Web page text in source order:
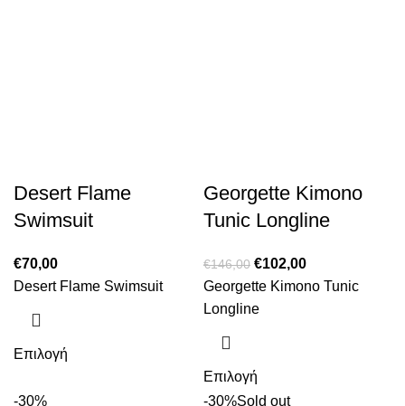
Desert Flame
Swimsuit
€70,00
Desert Flame Swimsuit
Επιλογή
Georgette Kimono
Tunic Longline
€146,00 €102,00
Georgette Kimono Tunic
Longline
Επιλογή
-30%
-30%Sold out